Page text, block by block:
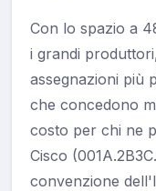
Con lo spazio a
i grandi
assegnazioni più
che concedono
costo per chi ne
Cisco
convenzione